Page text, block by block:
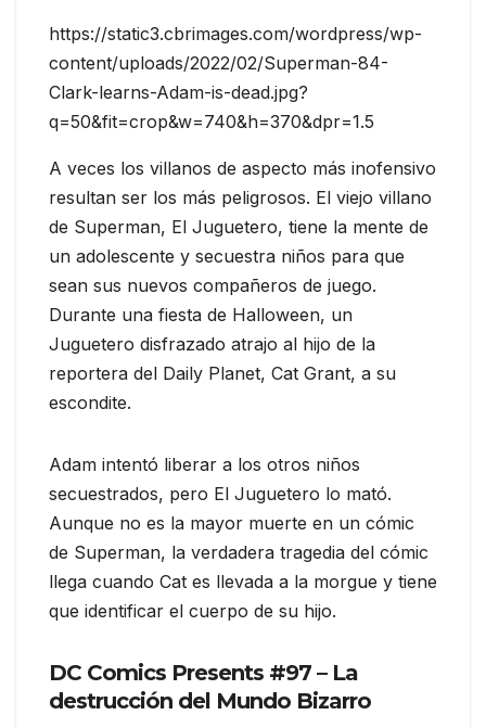
https://static3.cbrimages.com/wordpress/wp-
content/uploads/2022/02/Superman-84-
Clark-learns-Adam-is-dead.jpg?
q=50&fit=crop&w=740&h=370&dpr=1.5
A veces los villanos de aspecto más inofensivo
resultan ser los más peligrosos. El viejo villano
de Superman, El Juguetero, tiene la mente de
un adolescente y secuestra niños para que
sean sus nuevos compañeros de juego.
Durante una fiesta de Halloween, un
Juguetero disfrazado atrajo al hijo de la
reportera del Daily Planet, Cat Grant, a su
escondite.
Adam intentó liberar a los otros niños
secuestrados, pero El Juguetero lo mató.
Aunque no es la mayor muerte en un cómic
de Superman, la verdadera tragedia del cómic
llega cuando Cat es llevada a la morgue y tiene
que identificar el cuerpo de su hijo.
DC Comics Presents #97 – La
destrucción del Mundo Bizarro